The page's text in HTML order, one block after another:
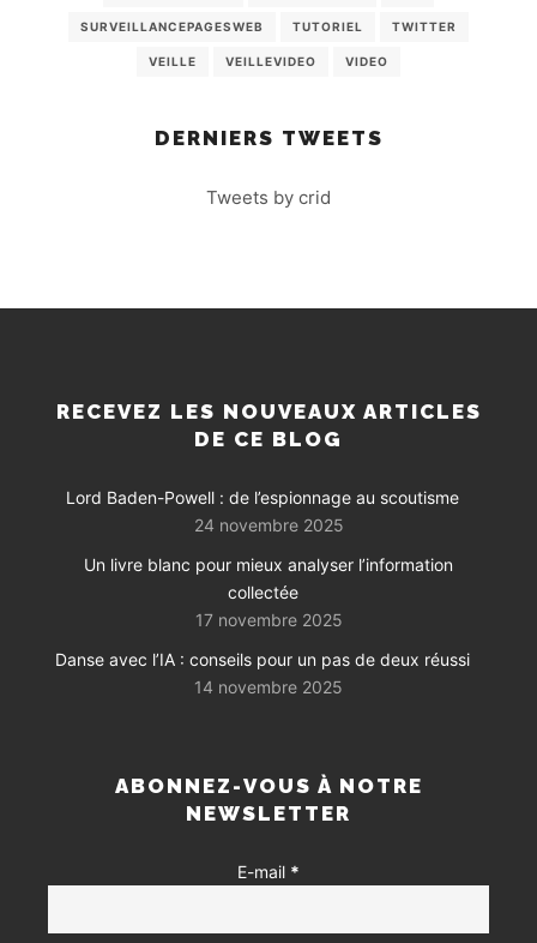
SURVEILLANCEPAGESWEB TUTORIEL TWITTER
VEILLE VEILLEVIDEO VIDEO
DERNIERS TWEETS
Tweets by crid
RECEVEZ LES NOUVEAUX ARTICLES
DE CE BLOG
Lord Baden-Powell : de l’espionnage au scoutisme
24 novembre 2025
Un livre blanc pour mieux analyser l’information
collectée
17 novembre 2025
Danse avec l’IA : conseils pour un pas de deux réussi
14 novembre 2025
ABONNEZ-VOUS À NOTRE
NEWSLETTER
E-mail *